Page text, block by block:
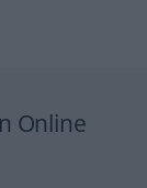
Online